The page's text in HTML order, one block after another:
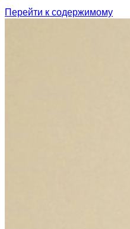
Перейти к содержимому